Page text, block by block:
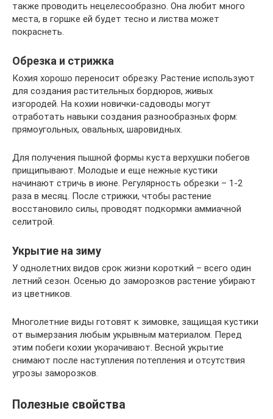
также проводить нецелесообразно. Она любит много
места, в горшке ей будет тесно и листва может
покраснеть.
Обрезка и стрижка
Кохия хорошо переносит обрезку. Растение используют
для создания растительных бордюров, живых
изгородей. На кохии новички-садоводы могут
отработать навыки создания разнообразных форм:
прямоугольных, овальных, шаровидных.
Для получения пышной формы куста верхушки побегов
прищипывают. Молодые и еще нежные кустики
начинают стричь в июне. Регулярность обрезки – 1-2
раза в месяц. После стрижки, чтобы растение
восстановило силы, проводят подкормки аммиачной
селитрой.
Укрытие на зиму
У однолетних видов срок жизни короткий – всего один
летний сезон. Осенью до заморозков растение убирают
из цветников.
Многолетние виды готовят к зимовке, защищая кустики
от вымерзания любым укрывным материалом. Перед
этим побеги кохии укорачивают. Весной укрытие
снимают после наступления потепления и отсутствия
угрозы заморозков.
Полезные свойства